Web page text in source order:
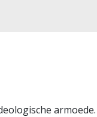
armoede.